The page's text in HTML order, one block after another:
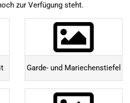
zur Verfügung steht.
Garde- und Mariechenstiefel